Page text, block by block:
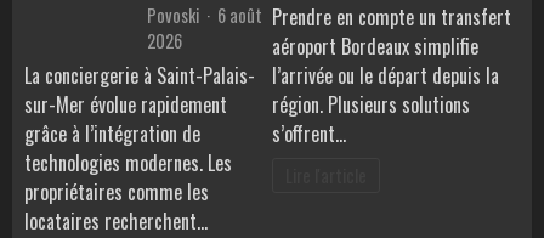
Povoski
6 août
2026
La conciergerie à Saint-Palais-
sur-Mer évolue rapidement
grâce à l’intégration de
technologies modernes. Les
propriétaires comme les
locataires recherchent…
Prendre en compte un transfert
aéroport Bordeaux simplifie
l’arrivée ou le départ depuis la
région. Plusieurs solutions
s’offrent…